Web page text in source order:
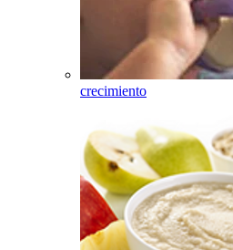
crecimiento